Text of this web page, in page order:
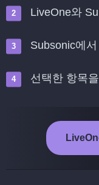
LiveOne와
Subsonic에
선택한 항목